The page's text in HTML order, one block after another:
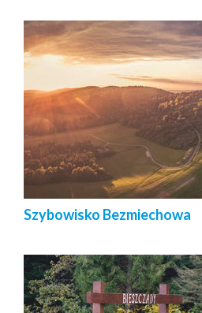
Szybowisko Bezmiechowa